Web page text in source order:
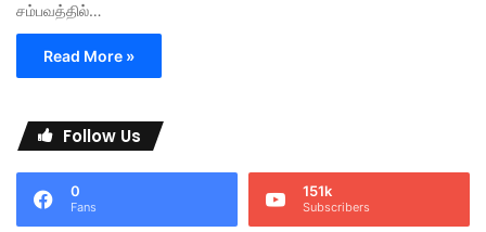
சம்பவத்தில்…
Read More »
Follow Us
0
Fans
151k
Subscribers